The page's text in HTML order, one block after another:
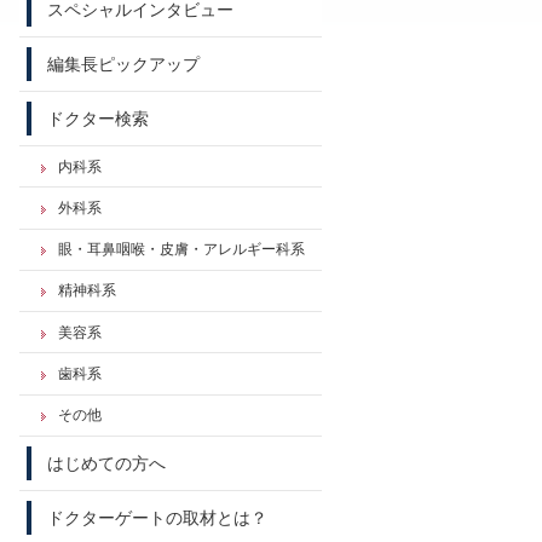
スペシャルインタビュー
編集長ピックアップ
ドクター検索
内科系
外科系
眼・耳鼻咽喉・皮膚・アレルギー科系
精神科系
美容系
歯科系
その他
はじめての方へ
ドクターゲートの取材とは？